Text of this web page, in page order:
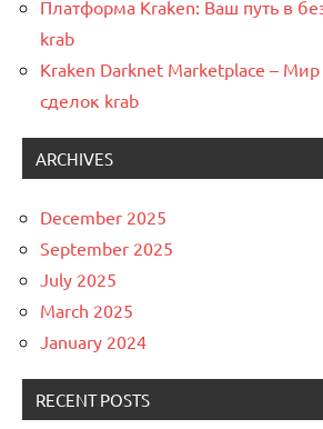
Платформа Kraken: Ваш путь в
krab
Kraken Darknet Marketplace –
сделок krab
ARCHIVES
December 2025
September 2025
July 2025
March 2025
January 2024
RECENT POSTS